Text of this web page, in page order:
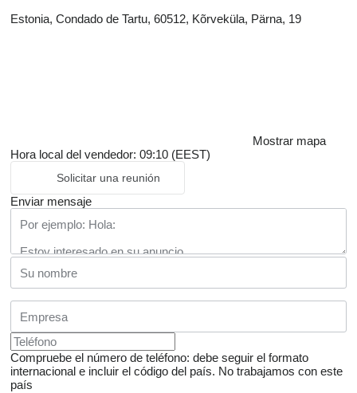
Estonia, Condado de Tartu, 60512, Kõrveküla, Pärna, 19
Mostrar mapa
Hora local del vendedor: 09:10 (EEST)
Solicitar una reunión
Enviar mensaje
Compruebe el número de teléfono: debe seguir el formato
internacional e incluir el código del país. No trabajamos con este
país